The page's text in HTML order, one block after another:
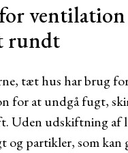
rundt
tæt hus har brug
for at undgå fugt,
Uden udskiftning af
og partikler, som kan